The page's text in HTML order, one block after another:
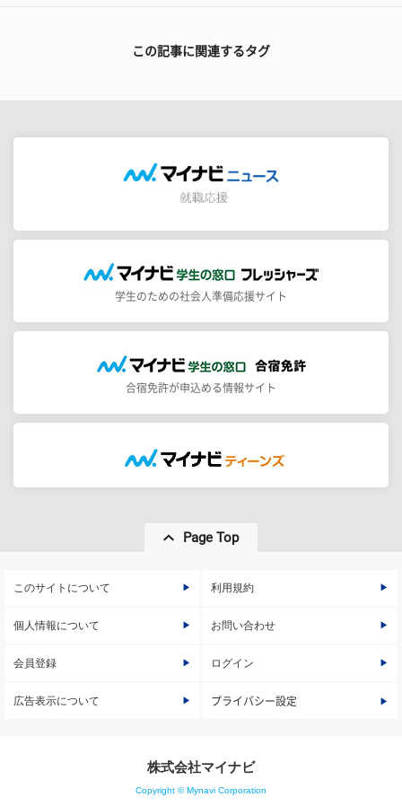
この記事に関連するタグ
学生のための社会人準備応援サイト
合宿免許が申込める情報サイト
Page Top
このサイトについて 利用規約
個人情報について お問い合わせ
会員登録 ログイン
広告表示について プライバシー設定
株式会社マイナビ
Copyright © Mynavi Corporation